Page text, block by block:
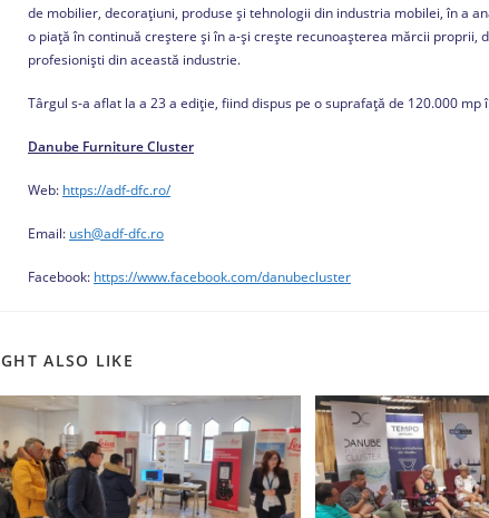
de mobilier, decorațiuni, produse și tehnologii din industria mobilei, în a
o piață în continuă creștere și în a-și crește recunoașterea mărcii
profesioniști din această industrie.
Târgul s-a aflat la a 23 a ediție, fiind dispus pe o suprafață de 120.000 mp
Danube Furniture Cluster
Web: https://adf-dfc.ro/
Email: ush@adf-dfc.ro
Facebook: https://www.facebook.com/danubecluster
ALSO LIKE